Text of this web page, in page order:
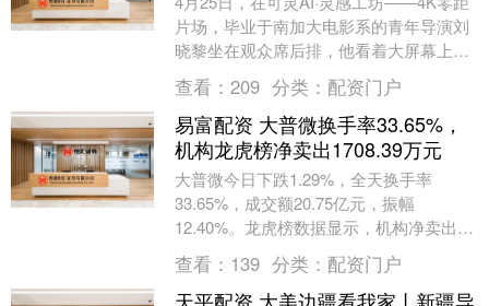
片场，毕业于南加大电影系的青年导演刘
晓黎坐在观众席后排，他看着大屏幕上正
在播放的可灵AI原生4K直出的视频片段，
神情....
查看： 209 分类： 配资门户
易富配资 大普微换手率33.65%，
机构龙虎榜净卖出1708.39万元
大普微今日下跌1.29%，全天换手率
33.65%，成交额20.75亿元，振幅
12.40%。龙虎榜数据显示，机构净卖出
1708.39万元，营业部席位合计净卖出
56....
查看： 139 分类： 配资门户